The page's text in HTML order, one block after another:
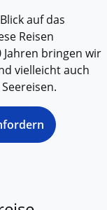
auf das
Reisen
bringen wir
vielleicht auch